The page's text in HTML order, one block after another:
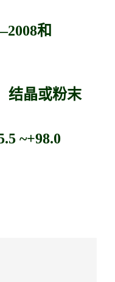
和
结晶或粉末
~+98.0